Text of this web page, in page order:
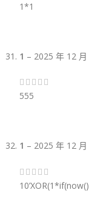
1*1
1 – 2025 年 12 月
555
1 – 2025 年 12 月